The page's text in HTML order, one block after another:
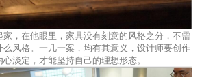
，在他眼里，家具没有刻意的风格之分，不需
风格。一几一案，均有其意义，设计师要创作
淡定，才能坚持自己的理想形态。